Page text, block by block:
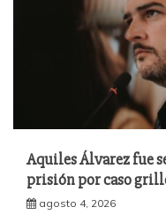
Aquiles Álvarez fue
prisión por caso
agosto 4, 2026